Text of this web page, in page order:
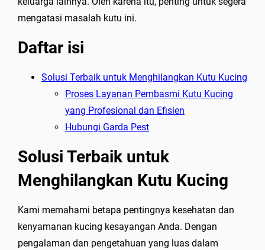
mengatasi masalah kutu ini.
Daftar isi
Solusi Terbaik untuk Menghilangkan Kutu Kucing
Proses Layanan Pembasmi Kutu Kucing
yang Profesional dan Efisien
Hubungi Garda Pest
Solusi Terbaik untuk
Menghilangkan Kutu Kucing
Kami memahami betapa pentingnya kesehatan dan
kenyamanan kucing kesayangan Anda. Dengan
pengalaman dan pengetahuan yang luas dalam